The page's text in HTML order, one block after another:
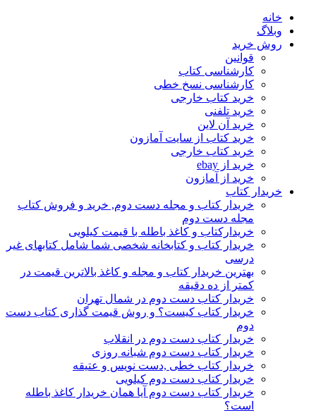
خانه
وبلاگ
روش خرید
قوانین
کارشناسی کتاب
کارشناسی نسخ خطی
خرید کتاب خارجی
خرید تلفنی
خرید آن لاین
خرید کتاب از سایت آمازون
خرید کتاب خارجی
خرید از ebay
خرید از آمازون
خریدار کتاب
خریدار کتاب و مجله دست دوم, خرید و فروش کتاب
مجله دست دوم
خریدارکتاب و کاغذ باطله با قیمت کیلویی
خریدار کتاب و کتابخانه شخصی شما شامل کتابهای غیر
درسی
بهترین خریدار کتاب و مجله و کاغذ بالاترین قیمت در
کمتر از ده دقیقه
خریدار کتاب دست دوم در شمال تهران
خریدار کتاب کیست؟ و روش قیمت گذاری کتاب دست
دوم
خریدار کتاب دست دوم در انقلاب
خریدار کتاب دست دوم شبانه روزی
خریدار کتاب خطی ,دست نویس و عتیقه
خریدار کتاب دست دوم کیلویی
خریدار کتاب دست دوم آیا همان خریدار کاغذ باطله
است؟